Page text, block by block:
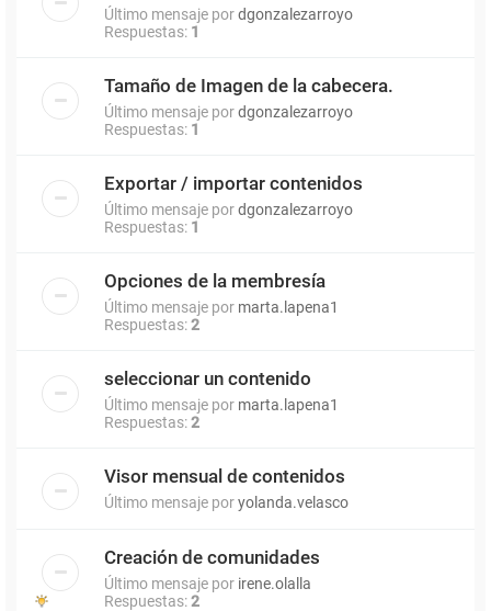
Último mensaje pordgonzalezarroyo
Respuestas: 1
Tamaño de Imagen de la cabecera.
Último mensaje pordgonzalezarroyo
Respuestas: 1
Exportar / importar contenidos
Último mensaje pordgonzalezarroyo
Respuestas: 1
Opciones de la membresía
Último mensaje por marta.lapena1
Respuestas:2
seleccionar un contenido
Último mensaje por marta.lapena1
Respuestas:2
Visor mensual de contenidos
Último mensaje poryolanda.velasco
Creación de comunidades
Último mensaje por irene.olalla
Respuestas:2